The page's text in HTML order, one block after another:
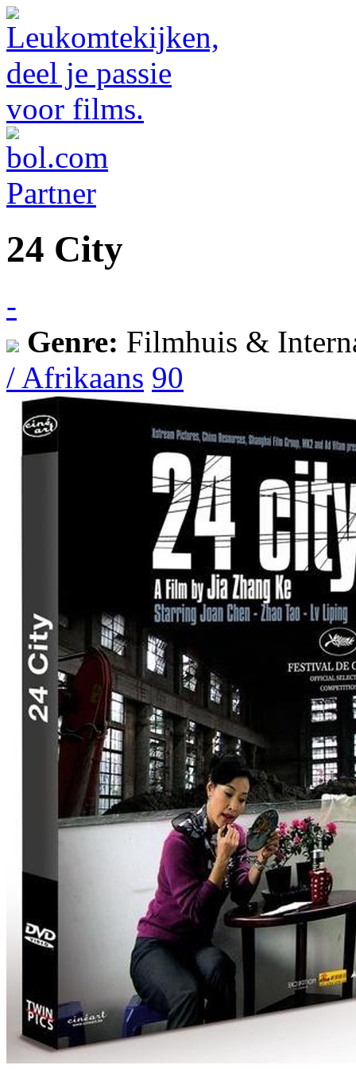
24 City
-
Genre: Filmhuis &
/ Afrikaans 90